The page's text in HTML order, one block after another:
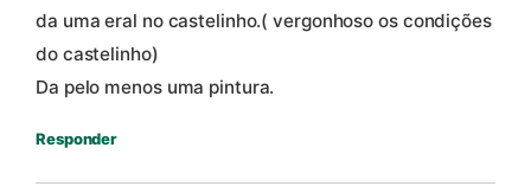
da uma eral no castelinho.( vergonhoso os condições
do castelinho)
Da pelo menos uma pintura.
Responder